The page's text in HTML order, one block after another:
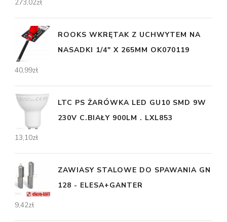
273,02zł
ROOKS WKRĘTAK Z UCHWYTEM NA
NASADKI 1/4" X 265MM OK070119
40,99zł
LTC PS ŻARÓWKA LED GU10 SMD 9W
230V C.BIAŁY 900LM . LXL853
13,10zł
ZAWIASY STALOWE DO SPAWANIA GN
128 - ELESA+GANTER
9,42zł